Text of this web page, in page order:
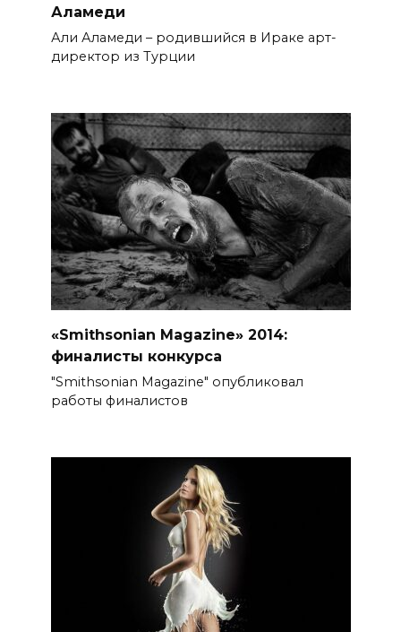
Аламеди
Али Аламеди – родившийся в Ираке арт-
директор из Турции
«Smithsonian Magazine» 2014:
финалисты конкурса
"Smithsonian Magazine" опубликовал
работы финалистов